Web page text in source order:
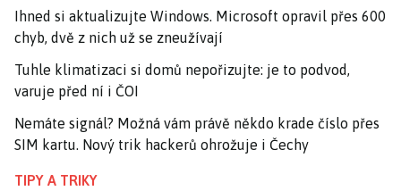
Ihned si aktualizujte Windows. Microsoft opravil přes 600
chyb, dvě z nich už se zneužívají
Tuhle klimatizaci si domů nepořizujte: je to podvod,
varuje před ní i ČOI
Nemáte signál? Možná vám právě někdo krade číslo přes
SIM kartu. Nový trik hackerů ohrožuje i Čechy
TIPY A TRIKY